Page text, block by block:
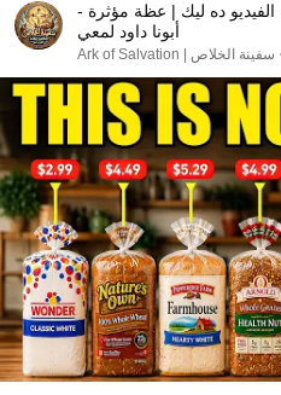
ده ليك | عظة مؤثرة -
أبونا داود لمعي
سفينة الخلاص | Ark of Salvation